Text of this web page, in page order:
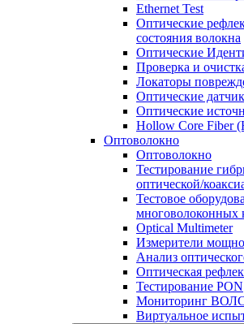
Ethernet Test
Оптические
состояния волокна
Оптические
Проверка и
Локаторы
Оптические
Оптические
Hollow Core Fiber
Оптоволокно
Оптоволокно
Тестирование
оптической/
Тестовое
многоволоконных
Optical Multimeter
Измерители
Анализ
Оптическая
Тестирование PON
Мониторинг
Виртуальное